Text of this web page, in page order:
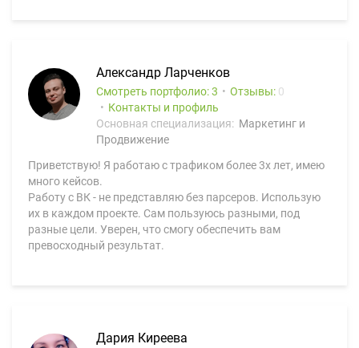
Александр Ларченков
Смотреть портфолио: 3 Отзывы: 0
Контакты и профиль
Основная специализация: Маркетинг и
Продвижение
Приветствую! Я работаю с трафиком более 3х лет, имею
много кейсов.
Работу с ВК - не представляю без парсеров. Использую
их в каждом проекте. Сам пользуюсь разными, под
разные цели. Уверен, что смогу обеспечить вам
превосходный результат.
Дария Киреева